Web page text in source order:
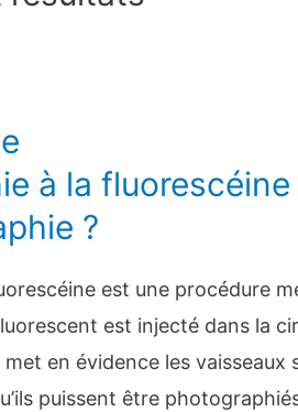
à la
?
est une procédure
est injecté dans la
en évidence les vaisseaux
puissent être